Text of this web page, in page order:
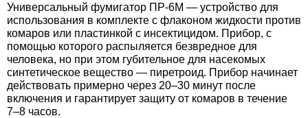
Универсальный фумигатор ПР-6М — устройство для
использования в комплекте с флаконом жидкости против
комаров или пластинкой с инсектицидом. Прибор, с
помощью которого распыляется безвредное для
человека, но при этом губительное для насекомых
синтетическое вещество — пиретроид. Прибор начинает
действовать примерно через 20–30 минут после
включения и гарантирует защиту от комаров в течение
7–8 часов.
Семена сельдерея
Семена сидератов
Семена табака
Средства защиты от комаров, москитов,
клещей, ос, мошек, слепней
Средства защиты от мух
Средства защиты от моли